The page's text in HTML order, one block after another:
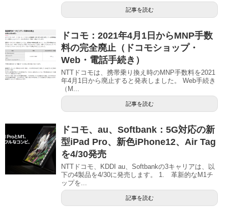
記事を読む
ドコモ：2021年4月1日からMNP手数
料の完全廃止（ドコモショップ・
Web・電話手続き）
NTTドコモは、携帯乗り換え時のMNP手数料を2021
年4月1日から廃止すると発表しました。 Web手続き
（M...
記事を読む
ドコモ、au、Softbank：5G対応の新
型iPad Pro、新色iPhone12、Air Tag
を4/30発売
NTTドコモ、KDDI au、Softbankの3キャリアは、以
下の4製品を4/30に発売します。 1. 革新的なM1チ
ップを...
記事を読む